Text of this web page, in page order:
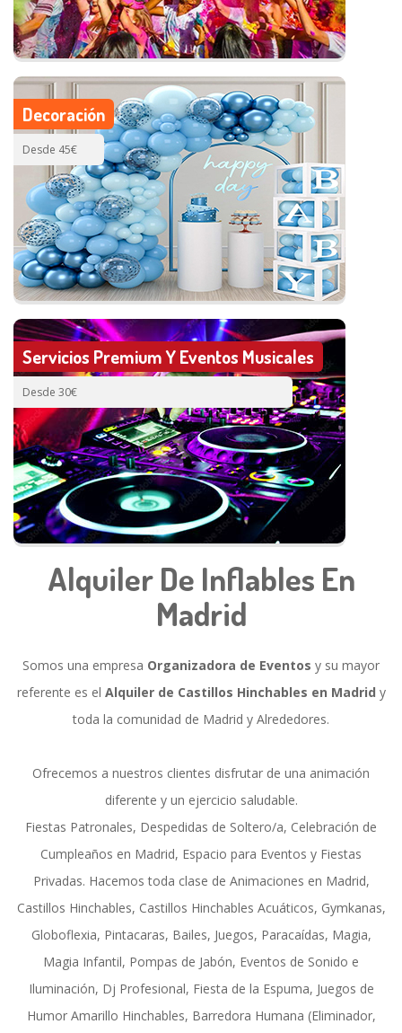
Decoración
Desde 45€
Servicios Premium Y Eventos Musicales
Desde 30€
Alquiler De Inflables En
Madrid
Somos una empresa Organizadora de Eventos y su mayor
referente es el Alquiler de Castillos Hinchables en Madrid y
toda la comunidad de Madrid y Alrededores.
Ofrecemos a nuestros clientes disfrutar de una animación
diferente y un ejercicio saludable.
Fiestas Patronales, Despedidas de Soltero/a, Celebración de
Cumpleaños en Madrid, Espacio para Eventos y Fiestas
Privadas. Hacemos toda clase de Animaciones en Madrid,
Castillos Hinchables, Castillos Hinchables Acuáticos, Gymkanas,
Globoflexia, Pintacaras, Bailes, Juegos, Paracaídas, Magia,
Magia Infantil, Pompas de Jabón, Eventos de Sonido e
Iluminación, Dj Profesional, Fiesta de la Espuma, Juegos de
Humor Amarillo Hinchables, Barredora Humana (Eliminador,